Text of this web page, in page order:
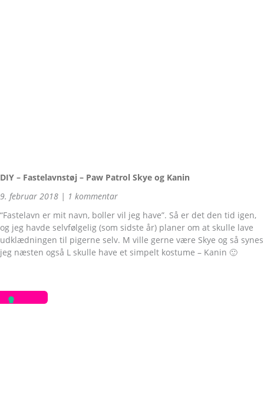
DIY – Fastelavnstøj – Paw Patrol Skye og Kanin
9. februar 2018
1 kommentar
“Fastelavn er mit navn, boller vil jeg have”. Så er det den tid igen,
og jeg havde selvfølgelig (som sidste år) planer om at skulle lave
udklædningen til pigerne selv. M ville gerne være Skye og så synes
jeg næsten også L skulle have et simpelt kostume – Kanin 🙂